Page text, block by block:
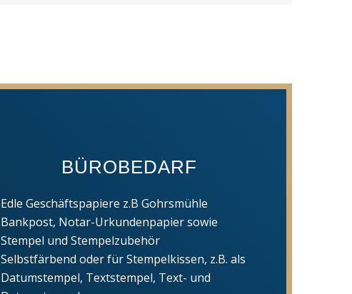
BÜROBEDARF
Edle Geschäftspapiere z.B Gohrsmühle
Bankpost, Notar-Urkundenpapier sowie
Stempel und Stempelzubehör
Selbstfärbend oder für Stempelkissen, z.B. als
Datumstempel, Textstempel, Text- und